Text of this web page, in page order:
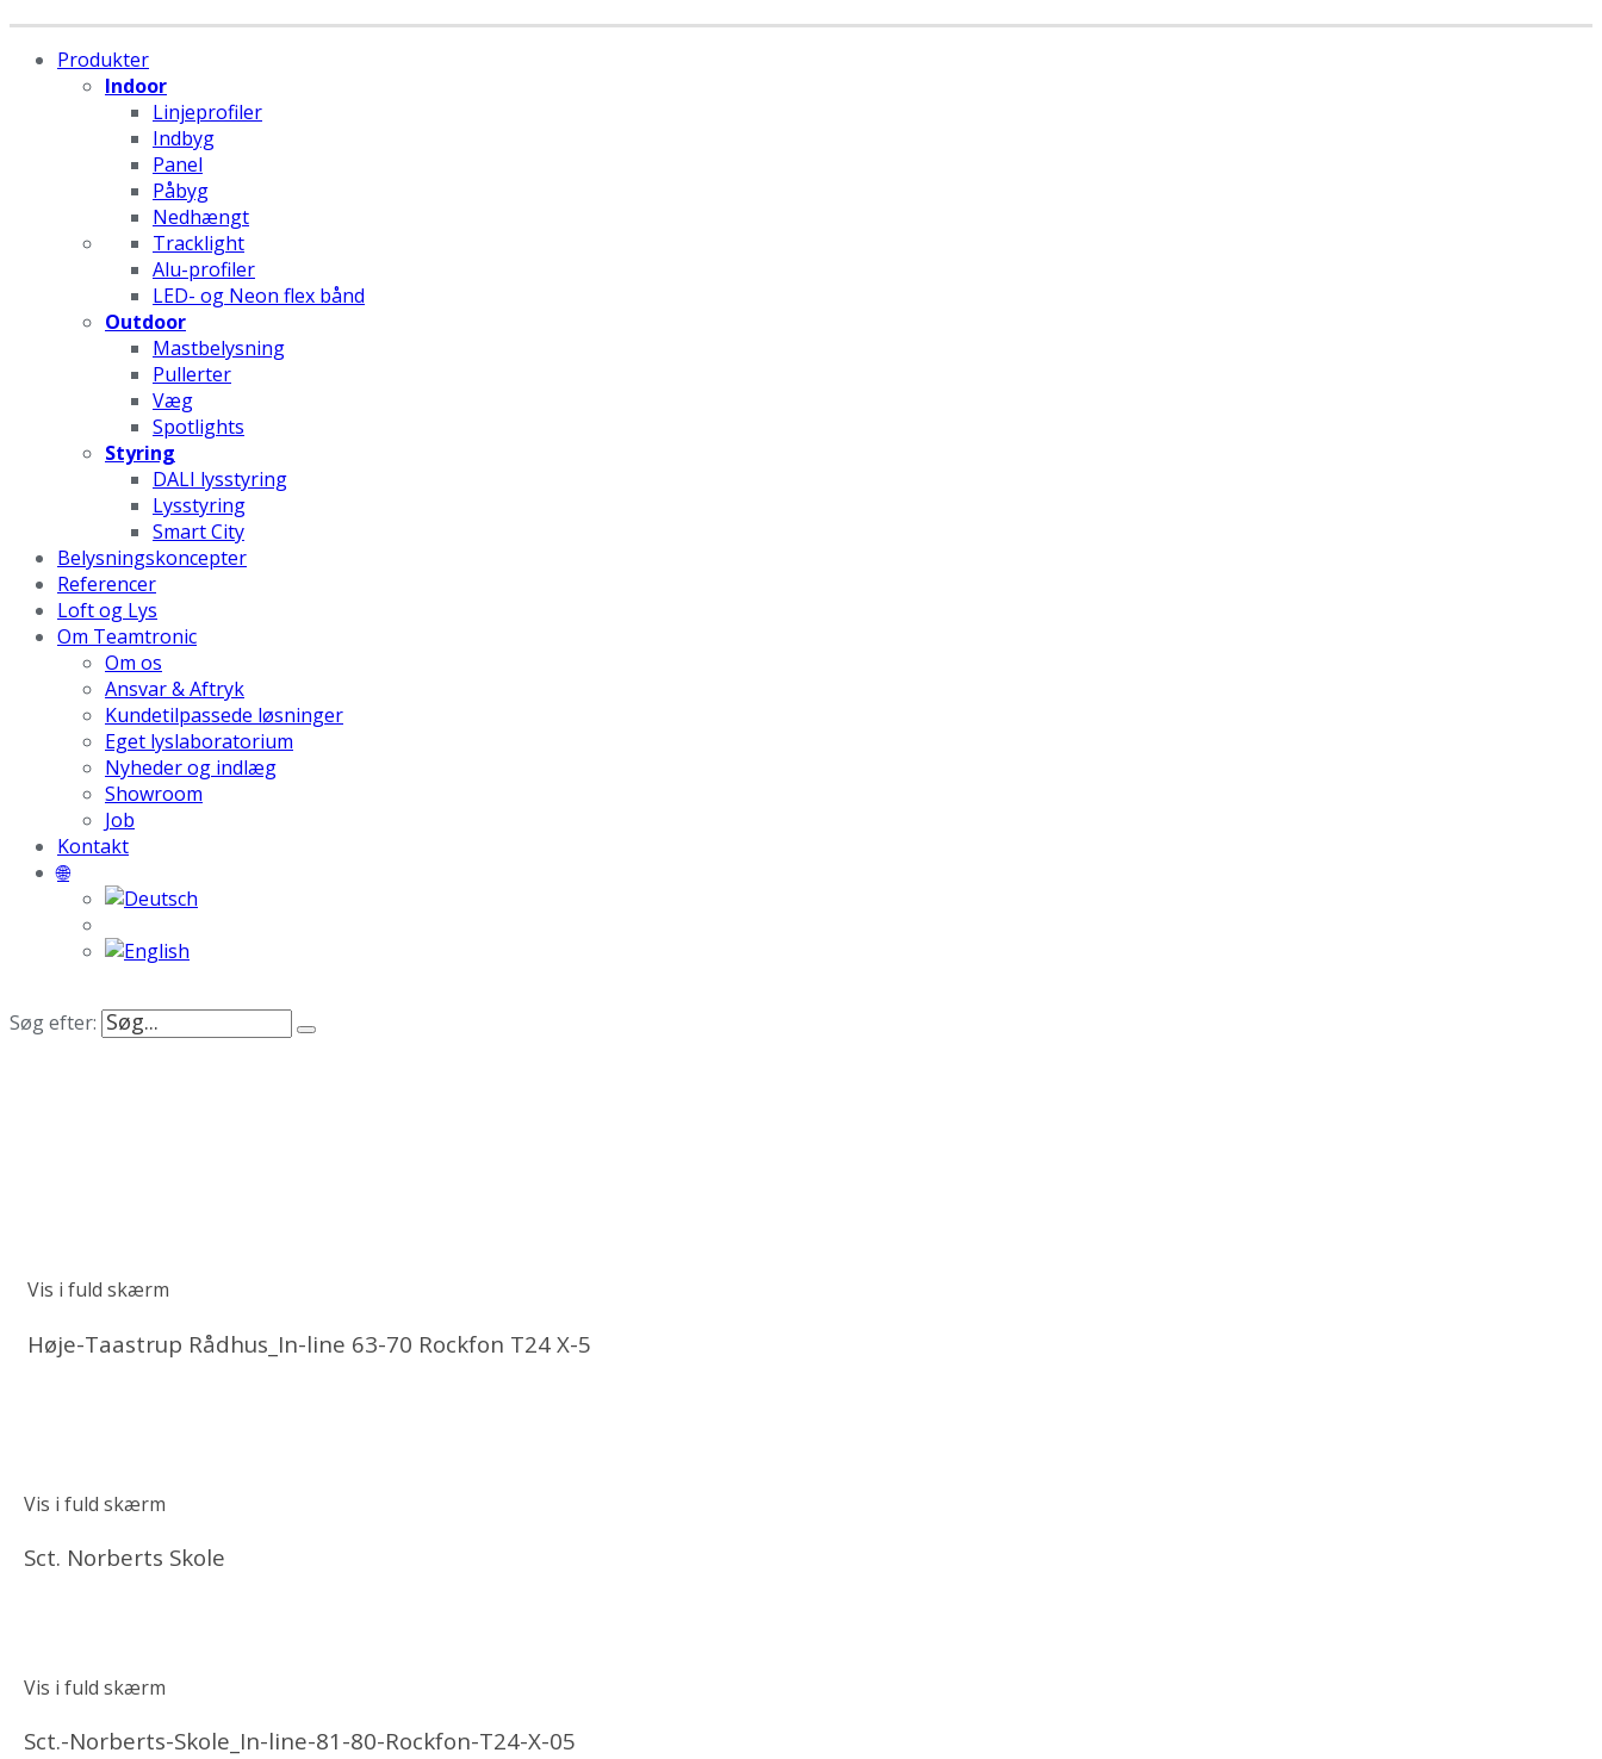
Produkter
Indoor
Linjeprofiler
Indbyg
Panel
Påbyg
Nedhængt
Tracklight
Alu-profiler
LED- og Neon flex bånd
Outdoor
Mastbelysning
Pullerter
Væg
Spotlights
Styring
DALI lysstyring
Lysstyring
Smart City
Belysningskoncepter
Referencer
Loft og Lys
Om Teamtronic
Om os
Ansvar & Aftryk
Kundetilpassede løsninger
Eget lyslaboratorium
Nyheder og indlæg
Showroom
Job
Kontakt
🌐
Søg efter:
Vis i fuld skærm
Høje-Taastrup Rådhus_In-line 63-70 Rockfon T24 X-5
Vis i fuld skærm
Sct. Norberts Skole
Vis i fuld skærm
Sct.-Norberts-Skole_In-line-81-80-Rockfon-T24-X-05